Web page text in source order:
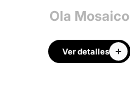
Ola Mosaico
Ver detalles